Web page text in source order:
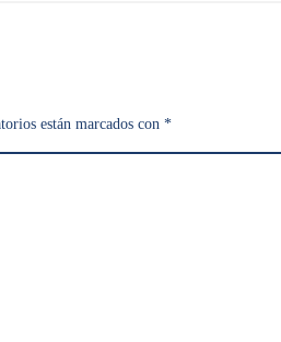
están marcados con *